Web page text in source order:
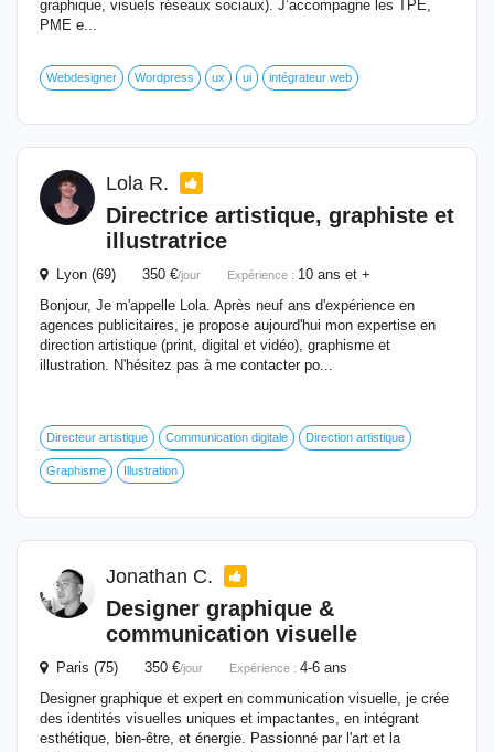
graphique, visuels réseaux sociaux). J’accompagne les TPE,
PME e...
Webdesigner Wordpress ux ui intégrateur web
Lola R.
Directrice artistique, graphiste et
illustratrice
Lyon (69) 350 €/jour Expérience : 10 ans et +
Bonjour, Je m'appelle Lola. Après neuf ans d'expérience en
agences publicitaires, je propose aujourd'hui mon expertise en
direction artistique (print, digital et vidéo), graphisme et
illustration. N'hésitez pas à me contacter po...
Directeur artistique Communication digitale Direction artistique
Graphisme Illustration
Jonathan C.
Designer graphique &
communication visuelle
Paris (75) 350 €/jour Expérience : 4-6 ans
Designer graphique et expert en communication visuelle, je crée
des identités visuelles uniques et impactantes, en intégrant
esthétique, bien-être, et énergie. Passionné par l'art et la